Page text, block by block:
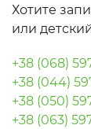
Хотите
или
+38 (068)
+38 (044)
+38 (050)
+38 (063)